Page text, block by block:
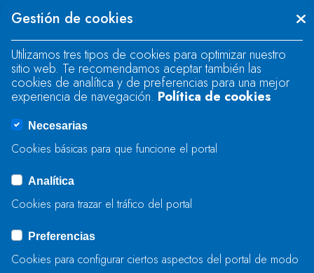
"text".
Se produjo un error al cargar el campo
"text".
Se produjo un error al cargar el campo
ENVIAR
Gestión de cookies
Utilizamos tres tipos de cookies para optimizar nuestro
sitio web. Te recomendamos aceptar también las
cookies de analítica y de preferencias para una mejor
experiencia de navegación. Política de cookies
Necesarias
Cookies básicas para que funcione el portal
Analítica
Cookies para trazar el tráfico del portal
Preferencias
Cookies para configurar ciertos aspectos del portal de modo